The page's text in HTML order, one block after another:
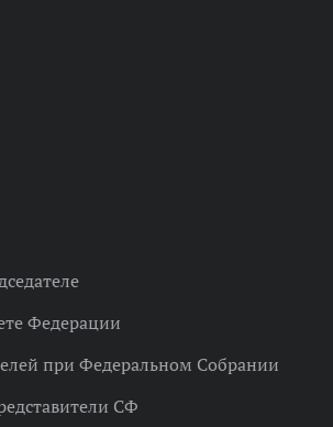
Федерации
при Федеральном Собрании
СФ